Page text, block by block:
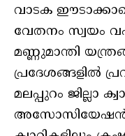
വാടക
വേതനം സ്വയം
മണ്ണുമാന്തി
പ്രദേശങ്ങളില്‍
മലപ്പുറം ജില്ലാ
അസോസിയേഷന്‍